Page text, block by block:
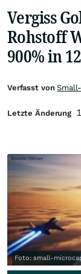
Vergiss
Rohstoff
900% in
Foto: small-
Verfasst von
Letzte Änderung